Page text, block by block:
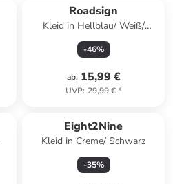
Roadsign
Kleid in Hellblau/ Weiß/
Orange
-46%
ab: 15,99 €
UVP: 29,99 €*
Eight2Nine
Kleid in Creme/ Schwarz
-35%